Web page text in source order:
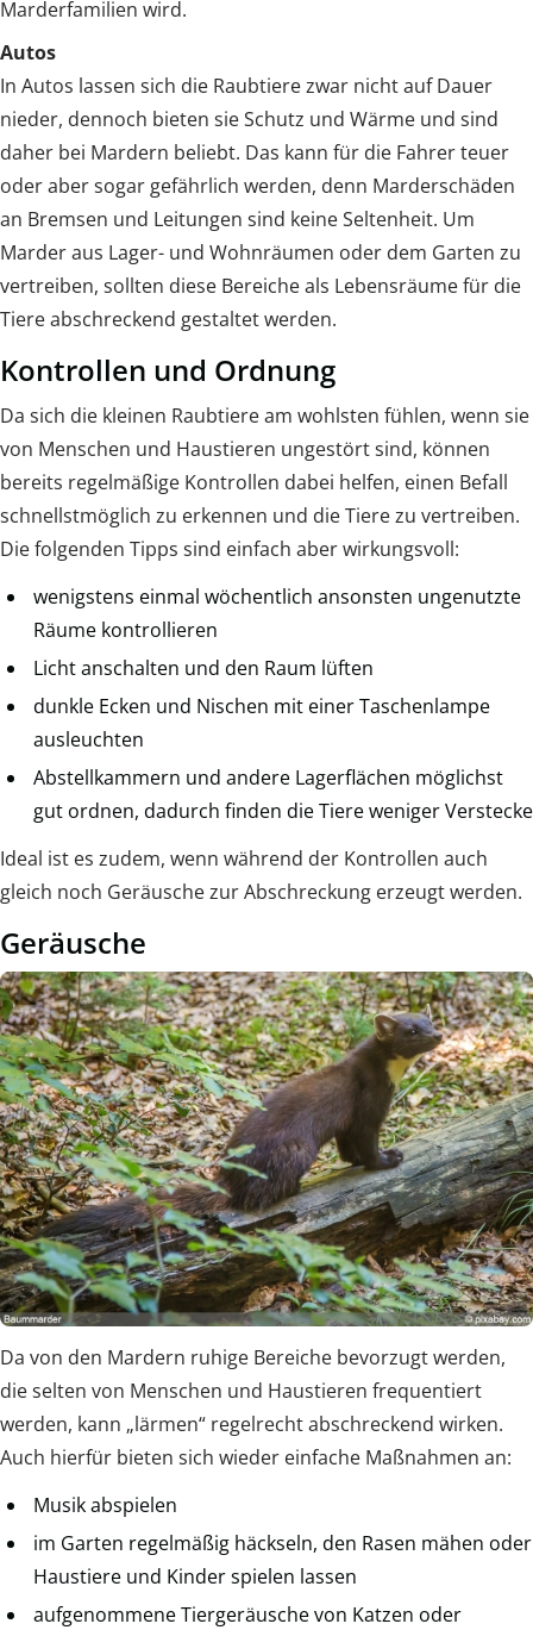
Marderfamilien wird.
Autos
In Autos lassen sich die Raubtiere zwar nicht auf Dauer
nieder, dennoch bieten sie Schutz und Wärme und sind
daher bei Mardern beliebt. Das kann für die Fahrer teuer
oder aber sogar gefährlich werden, denn Marderschäden
an Bremsen und Leitungen sind keine Seltenheit. Um
Marder aus Lager- und Wohnräumen oder dem Garten zu
vertreiben, sollten diese Bereiche als Lebensräume für die
Tiere abschreckend gestaltet werden.
Kontrollen und Ordnung
Da sich die kleinen Raubtiere am wohlsten fühlen, wenn sie
von Menschen und Haustieren ungestört sind, können
bereits regelmäßige Kontrollen dabei helfen, einen Befall
schnellstmöglich zu erkennen und die Tiere zu vertreiben.
Die folgenden Tipps sind einfach aber wirkungsvoll:
wenigstens einmal wöchentlich ansonsten ungenutzte
Räume kontrollieren
Licht anschalten und den Raum lüften
dunkle Ecken und Nischen mit einer Taschenlampe
ausleuchten
Abstellkammern und andere Lagerflächen möglichst
gut ordnen, dadurch finden die Tiere weniger Verstecke
Ideal ist es zudem, wenn während der Kontrollen auch
gleich noch Geräusche zur Abschreckung erzeugt werden.
Geräusche
Da von den Mardern ruhige Bereiche bevorzugt werden,
die selten von Menschen und Haustieren frequentiert
werden, kann „lärmen“ regelrecht abschreckend wirken.
Auch hierfür bieten sich wieder einfache Maßnahmen an:
Musik abspielen
im Garten regelmäßig häckseln, den Rasen mähen oder
Haustiere und Kinder spielen lassen
aufgenommene Tiergeräusche von Katzen oder